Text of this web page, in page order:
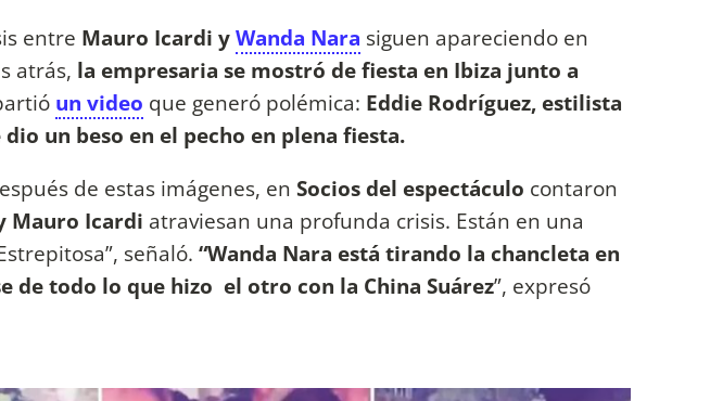
entre Mauro Icardi yWanda Nara siguen apareciendo en
atrás, la empresaria se mostró de fiesta en Ibiza junto a
un video que generó polémica: Eddie Rodríguez, estilista
un beso en el pecho en plena fiesta.
de estas imágenes, en Socios del espectáculo contaron
Mauro Icardi atraviesan una profunda crisis. Están en una
señaló. “Wanda Nara está tirando la chancleta en
de todo lo que hizo el otro con la China Suárez”, expresó